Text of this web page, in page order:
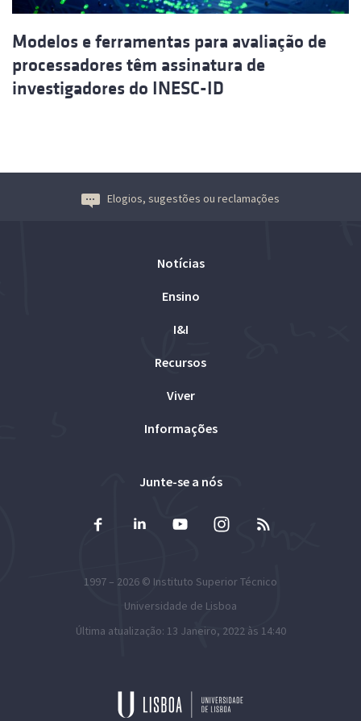
Modelos e ferramentas para avaliação de
processadores têm assinatura de
investigadores do INESC-ID
Elogios, sugestões ou reclamações
Notícias
Ensino
I&I
Recursos
Viver
Informações
Junte-se a nós
1997 – 2026 © Instituto Superior Técnico
Universidade de Lisboa
Última atualização: 13 Janeiro, 2022 às 14:40